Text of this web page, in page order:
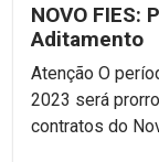
NOVO FIES:
Aditamento
Atenção O período de aditamento do 1° semestre de
2023 será
contratos do